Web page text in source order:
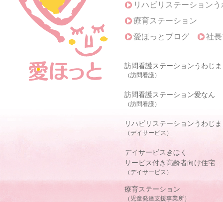
リハビリステーション
療育ステーション
愛ほっとブログ
社
訪問看護ステーションうわじま
（訪問看護）
訪問看護ステーション愛なん
（訪問看護）
リハビリステーションうわじま
（デイサービス）
デイサービスきほく
サービス付き高齢者向け住宅
（デイサービス）
療育ステーション
（児童発達支援事業所）